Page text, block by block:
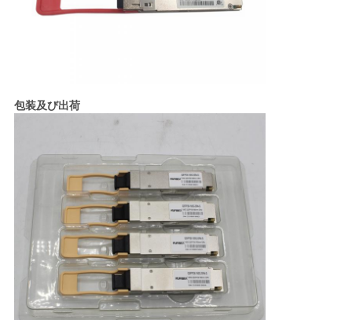
包装及び出荷